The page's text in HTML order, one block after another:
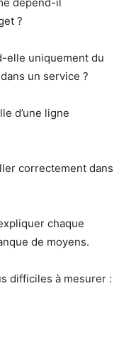
?
elle uniquement du
un service ?
d’une ligne
correctement dans
chaque
de moyens.
difficiles à mesurer :